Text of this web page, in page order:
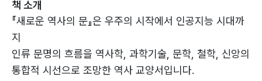
책 소개
『새로운 역사의 문』은 우주의 시작에서 인공지능 시대까
지
인류 문명의 흐름을 역사학, 과학기술, 문학, 철학, 신앙의
통합적 시선으로 조망한 역사 교양서입니다.